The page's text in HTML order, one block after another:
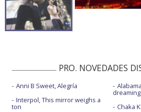
PRO. NOVEDADES
Anni B Sweet, Alegría
Interpol, This mirror weighs a
ton
dreaming
Chaka